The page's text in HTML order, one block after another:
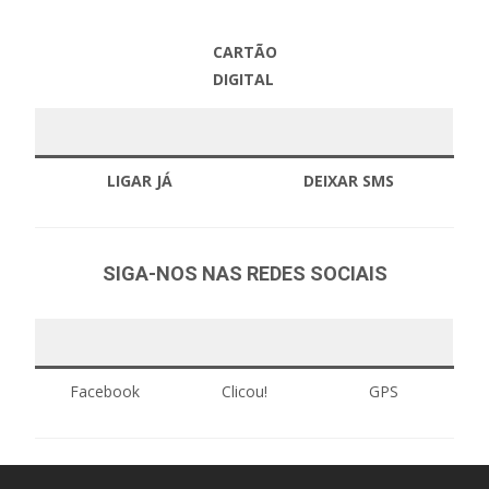
CARTÃO
DIGITAL
LIGAR JÁ DEIXAR SMS
SIGA-NOS NAS REDES SOCIAIS
Facebook Clicou! GPS